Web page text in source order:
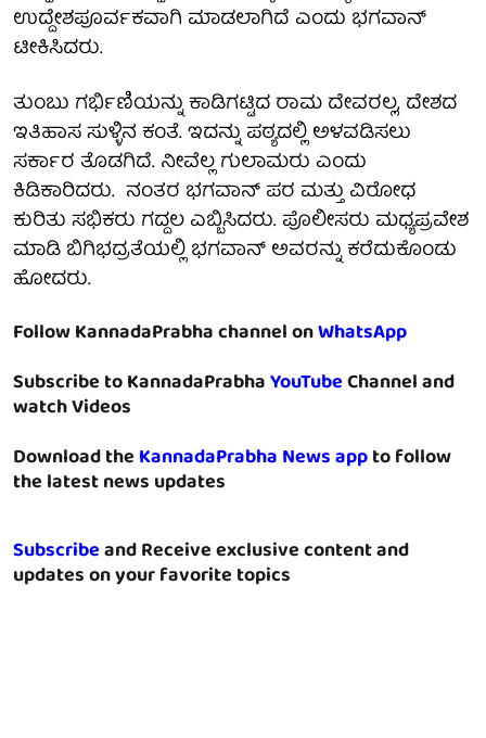
ಉದ್ದೇಶಪೂರ್ವಕವಾಗಿ ಮಾಡಲಾಗಿದೆ ಎಂದು ಭಗವಾನ್
ಟೀಕಿಸಿದರು.
ತುಂಬು ಗರ್ಭಿಣಿಯನ್ನು ಕಾಡಿಗಟ್ಟಿದ ರಾಮ ದೇವರಲ್ಲ, ದೇಶದ
ಇತಿಹಾಸ ಸುಳ್ಳಿನ ಕಂತೆ. ಇದನ್ನು ಪಠ್ಯದಲ್ಲಿ ಅಳವಡಿಸಲು
ಸರ್ಕಾರ ತೊಡಗಿದೆ. ನೀವೆಲ್ಲ ಗುಲಾಮರು ಎಂದು
ಕಿಡಿಕಾರಿದರು. ನಂತರ ಭಗವಾನ್ ಪರ ಮತ್ತು ವಿರೋಧ
ಕುರಿತು ಸಭಿಕರು ಗದ್ದಲ ಎಬ್ಬಿಸಿದರು. ಪೊಲೀಸರು ಮಧ್ಯಪ್ರವೇಶ
ಮಾಡಿ ಬಿಗಿಭದ್ರತೆಯಲ್ಲಿ ಭಗವಾನ್ ಅವರನ್ನು ಕರೆದುಕೊಂಡು
ಹೋದರು.
Follow KannadaPrabha channel onWhatsApp
Subscribe to KannadaPrabhaYouTubeChannel and
watch Videos
Download theKannadaPrabha News appto follow
the latest news updates
Subscribeand Receive exclusive content and
updates on your favorite topics